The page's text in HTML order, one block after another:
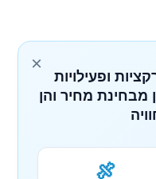
×
ופעילויות
מבחינת מחיר והן
🍖